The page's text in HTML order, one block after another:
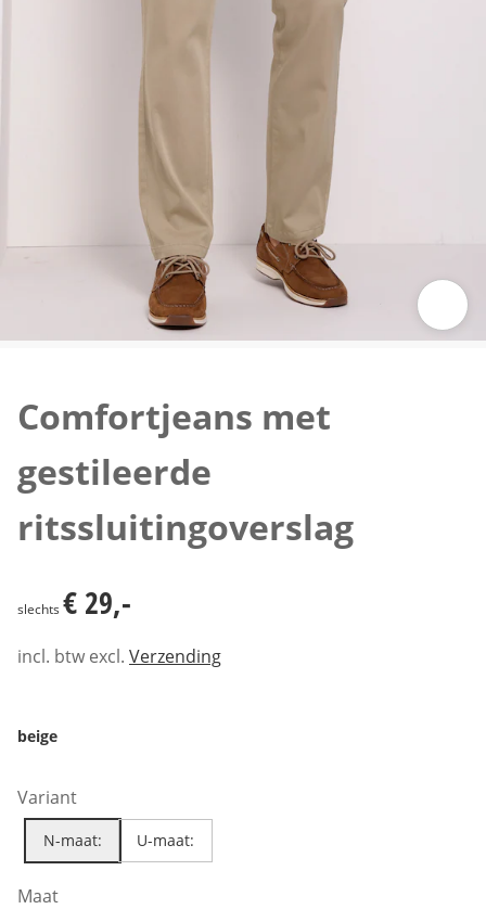
Comfortjeans met
gestileerde
ritssluitingoverslag
slechts € 29,-
incl. btw excl. Verzending
beige
Variant
N-maat: U-maat:
Maat